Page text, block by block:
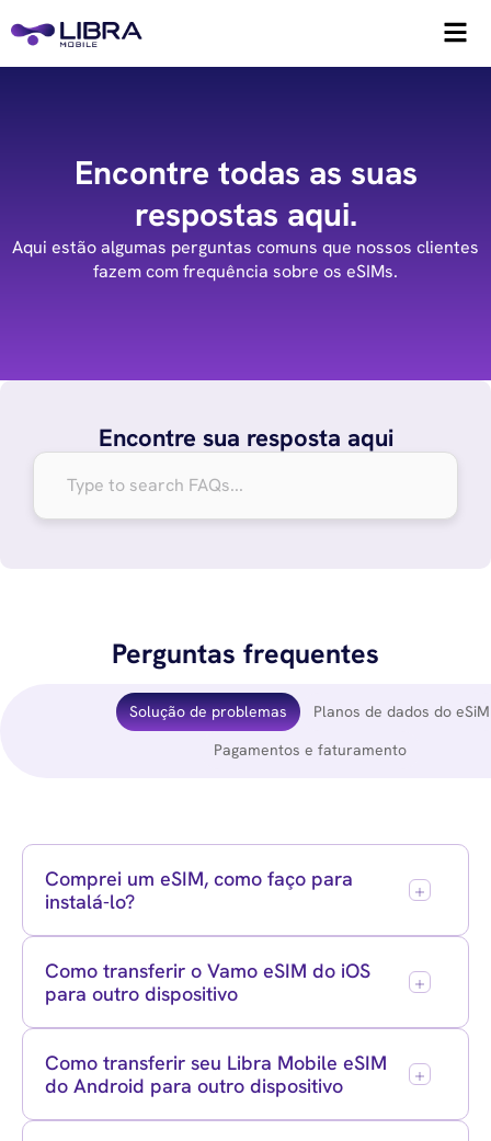
Encontre todas as suas
respostas aqui.
Aqui estão algumas perguntas comuns que nossos clientes
fazem com frequência sobre os eSIMs.
Encontre sua resposta aqui
Perguntas frequentes
Solução de problemas
Planos de dados do eSiM
Pagamentos e faturamento
Comprei um eSIM, como faço para
instalá-lo?
Como transferir o Vamo eSIM do iOS
para outro dispositivo
Como transferir seu Libra Mobile eSIM
do Android para outro dispositivo